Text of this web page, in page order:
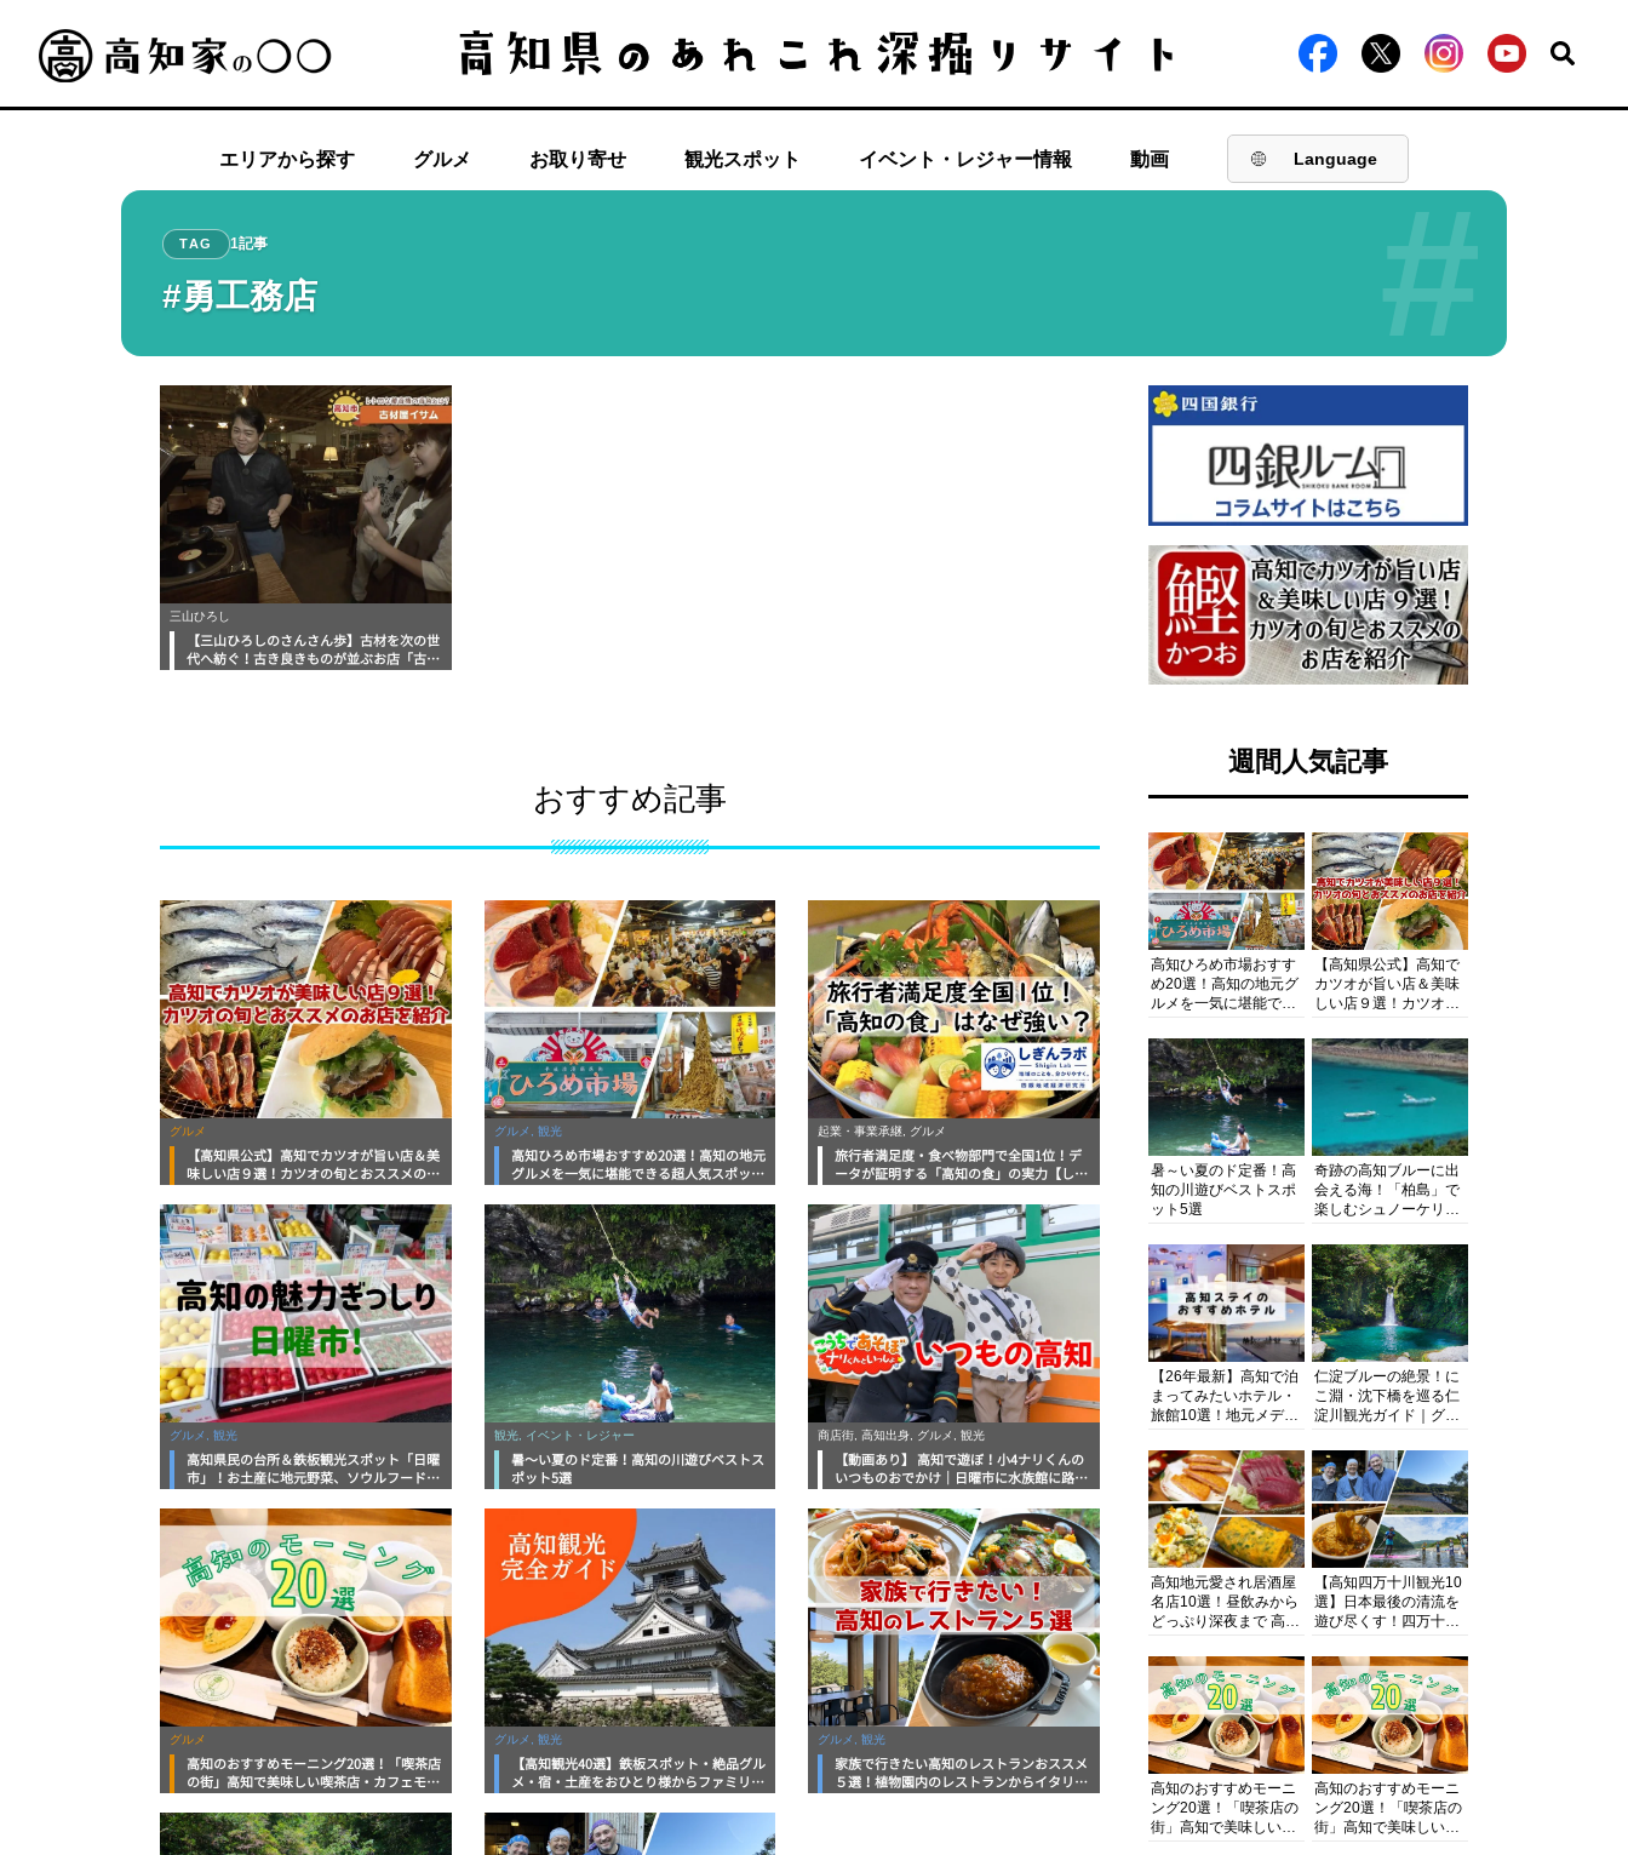
エリアから探す グルメ お取り寄せ 観光スポット イベント・レジャー情報 動画 Language
#
TAG 1記事
#勇工務店
三山ひろし
【三山ひろしのさんさん歩】古材を次の世
代へ紡ぐ！古き良きものが並ぶお店「古材
おすすめ記事
グルメ
【高知県公式】高知でカツオが旨い店＆美
味しい店９選！カツオの旬とおススメのお
グルメ, 観光
高知ひろめ市場おすすめ20選！高知の地元
グルメを一気に堪能できる超人気スポット
起業・事業承継, グルメ
旅行者満足度・食べ物部門で全国1位！デ
ータが証明する「高知の食」の実力【しぎ
グルメ, 観光
高知県民の台所＆鉄板観光スポット「日曜
市」！お土産に地元野菜、ソウルフードま
底解説！
観光, イベント・レジャー
暑～い夏のド定番！高知の川遊びベストス
ポット5選
商店街, 高知出身, グルメ, 観光
【動画あり】 高知で遊ぼ！小4ナリくんの
いつものおでかけ｜日曜市に水族館に路面
グルメ
高知のおすすめモーニング20選！「喫茶店
の街」高知で美味しい喫茶店・カフェモー
グルメ, 観光
【高知観光40選】鉄板スポット・絶品グル
メ・宿・土産をおひとり様からファミリー
グルメ, 観光
家族で行きたい高知のレストランおススメ
５選！植物園内のレストランからイタリア
週間人気記事
高知ひろめ市場おすす
め20選！高知の地元グ
ルメを一気に堪能でき
底解剖
【高知県公式】高知で
カツオが旨い店＆美味
しい店９選！カツオの
紹介
暑～い夏のド定番！高
知の川遊びベストスポ
ット5選
奇跡の高知ブルーに出
会える海！「柏島」で
楽しむシュノーケリン
浴にキャンプまで透明
度抜群の海の楽園を徹
底紹介
【26年最新】高知で泊
まってみたいホテル・
旅館10選！地元メディ
厳選
仁淀ブルーの絶景！に
こ淵・沈下橋を巡る仁
淀川観光ガイド｜グル
まで完全網羅！
高知地元愛され居酒屋
名店10選！昼飲みから
どっぷり深夜まで 高知
知グルメPro】
【高知四万十川観光10
選】日本最後の清流を
遊び尽くす！四万十川
を網羅したおすすめガ
イド
高知のおすすめモーニ
ング20選！「喫茶店の
街」高知で美味しい喫
高知のおすすめモーニ
ング20選！「喫茶店の
街」高知で美味しい喫